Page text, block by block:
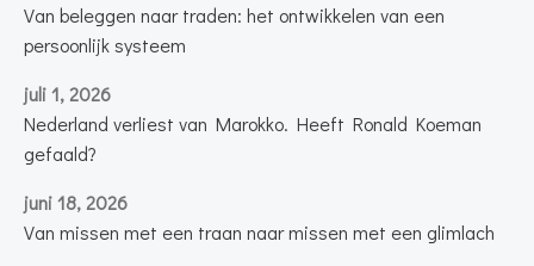
Van beleggen naar traden: het ontwikkelen van een
persoonlijk systeem
juli 1, 2026
Nederland verliest van Marokko. Heeft Ronald Koeman
gefaald?
juni 18, 2026
Van missen met een traan naar missen met een glimlach